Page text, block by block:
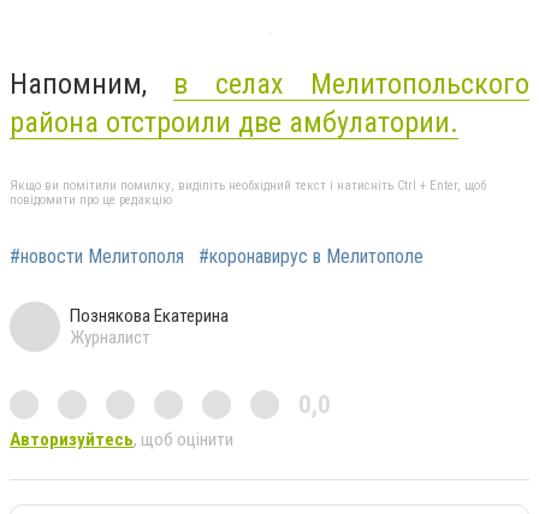
Напомним, в селах Мелитопольского
района отстроили две амбулатории.
Якщо ви помітили помилку, виділіть необхідний текст і натисніть Ctrl + Enter, щоб
повідомити про це редакцію
#новости Мелитополя #коронавирус в Мелитополе
Познякова Екатерина
Журналист
0,0
Авторизуйтесь, щоб оцінити